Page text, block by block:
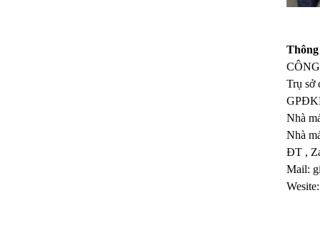
Trụ sở
Nhà
Nhà
ĐT ,
Mail:
Wesite: